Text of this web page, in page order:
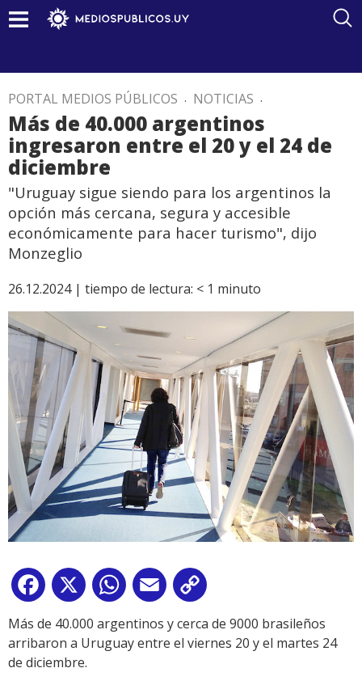
PORTAL MEDIOS PÚBLICOS . NOTICIAS .
Más de 40.000 argentinos
ingresaron entre el 20 y el 24 de
diciembre
"Uruguay sigue siendo para los argentinos la
opción más cercana, segura y accesible
económicamente para hacer turismo", dijo
Monzeglio
26.12.2024 | tiempo de lectura: < 1 minuto
Facebook
X WhatsApp
Email
Link
Más de 40.000 argentinos y cerca de 9000 brasileños
arribaron a Uruguay entre el viernes 20 y el martes 24
de diciembre.